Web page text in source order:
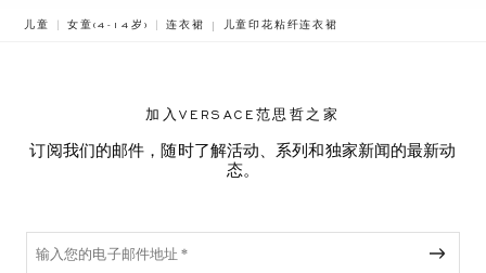
儿童 女童(4-14岁) 连衣裙 BREADCRUMB.ADA.LABEL.CURRENT
儿童印花粘纤连衣裙
加入VERSACE范思哲之家
订阅我们的邮件，随时了解活动、系列和独家新闻的最新动
态。